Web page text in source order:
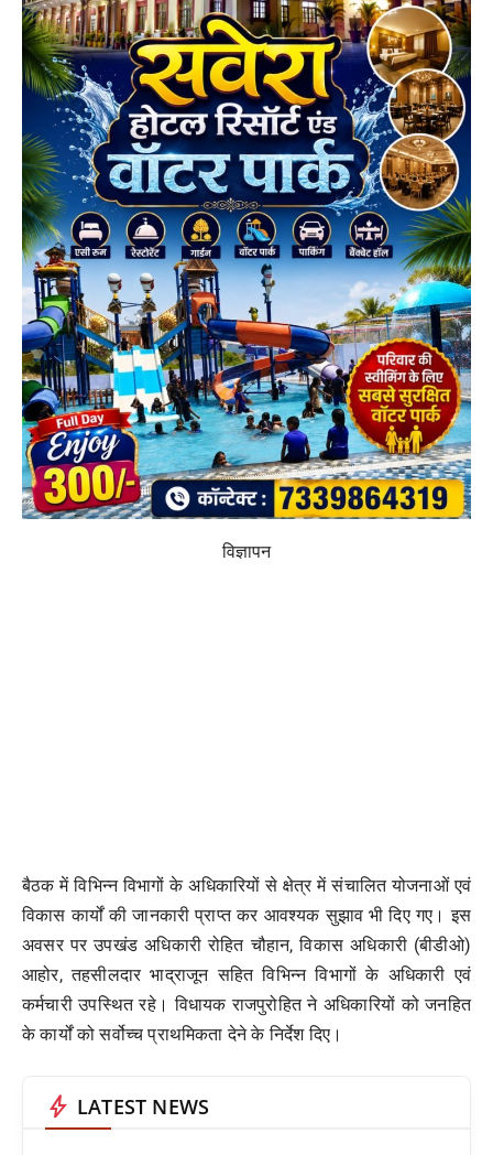
विज्ञापन
बैठक में विभिन्न विभागों के अधिकारियों से क्षेत्र में संचालित योजनाओं एवं
विकास कार्यों की जानकारी प्राप्त कर आवश्यक सुझाव भी दिए गए। इस
अवसर पर उपखंड अधिकारी रोहित चौहान, विकास अधिकारी (बीडीओ)
आहोर, तहसीलदार भाद्राजून सहित विभिन्न विभागों के अधिकारी एवं
कर्मचारी उपस्थित रहे। विधायक राजपुरोहित ने अधिकारियों को जनहित
के कार्यों को सर्वोच्च प्राथमिकता देने के निर्देश दिए।
bolt LATEST NEWS